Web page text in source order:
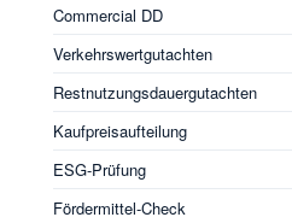
Commercial DD
Verkehrswertgutachten
Restnutzungsdauergutachten
Kaufpreisaufteilung
ESG-Prüfung
Fördermittel-Check